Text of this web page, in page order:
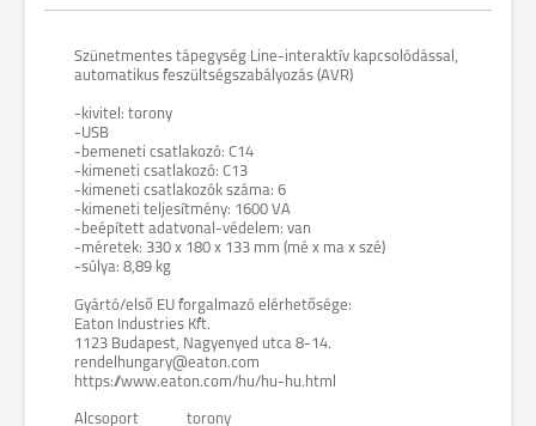
Szünetmentes tápegység Line-interaktív kapcsolódással,
automatikus feszültségszabályozás (AVR)
-kivitel: torony
-USB
-bemeneti csatlakozó: C14
-kimeneti csatlakozó: C13
-kimeneti csatlakozók száma: 6
-kimeneti teljesítmény: 1600 VA
-beépített adatvonal-védelem: van
-méretek: 330 x 180 x 133 mm (mé x ma x szé)
-súlya: 8,89 kg
Gyártó/első EU forgalmazó elérhetősége:
Eaton Industries Kft.
1123 Budapest, Nagyenyed utca 8-14.
rendelhungary@eaton.com
https://www.eaton.com/hu/hu-hu.html
Alcsoport torony